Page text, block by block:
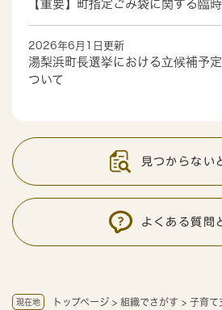
現在地 トップページ > 組織でさがす > 子育て
【重要】町指定ごみ袋に関する臨
2026年6月1日更新
湯梨浜町長選挙における立候補予
ついて
見つからない
よくある質問